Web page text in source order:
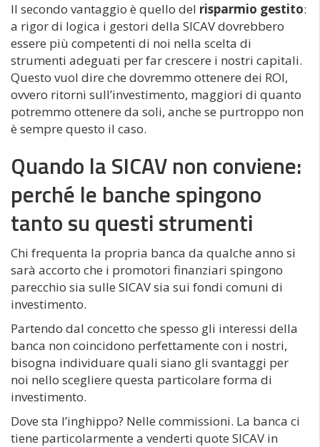
Il secondo vantaggio è quello del risparmio gestito:
a rigor di logica i gestori della SICAV dovrebbero
essere più competenti di noi nella scelta di
strumenti adeguati per far crescere i nostri capitali.
Questo vuol dire che dovremmo ottenere dei ROI,
ovvero ritorni sull’investimento, maggiori di quanto
potremmo ottenere da soli, anche se purtroppo non
è sempre questo il caso.
Quando la SICAV non conviene:
perché le banche spingono
tanto su questi strumenti
Chi frequenta la propria banca da qualche anno si
sarà accorto che i promotori finanziari spingono
parecchio sia sulle SICAV sia sui fondi comuni di
investimento.
Partendo dal concetto che spesso gli interessi della
banca non coincidono perfettamente con i nostri,
bisogna individuare quali siano gli svantaggi per
noi nello scegliere questa particolare forma di
investimento.
Dove sta l’inghippo? Nelle commissioni. La banca ci
tiene particolarmente a venderti quote SICAV in